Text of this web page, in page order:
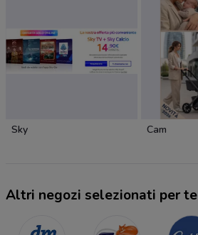
Sky Cam
Altri negozi selezionati per te